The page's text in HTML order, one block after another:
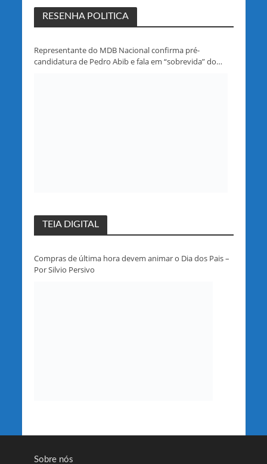
RESENHA POLITICA
Representante do MDB Nacional confirma pré-
candidatura de Pedro Abib e fala em “sobrevida” do
TEIA DIGITAL
Compras de última hora devem animar o Dia dos Pais –
Por Silvio Persivo
Sobre nós